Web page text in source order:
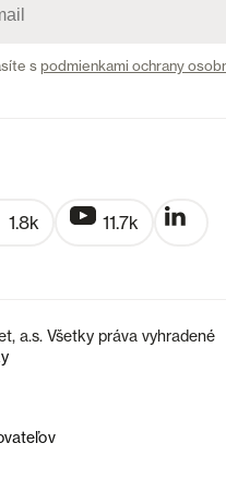
spodmienkami ochrany
1.8k 11.7k
a.s. Všetky práva vyhradené